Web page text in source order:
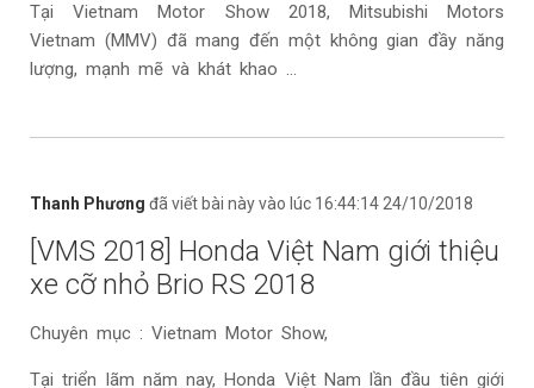
Tại Vietnam Motor Show 2018, Mitsubishi Motors
Vietnam (MMV) đã mang đến một không gian đầy năng
lượng, mạnh mẽ và khát khao ...
Thanh Phương đã viết bài này vào lúc 16:44:14 24/10/2018
[VMS 2018] Honda Việt Nam giới thiệu
xe cỡ nhỏ Brio RS 2018
Chuyên mục : Vietnam Motor Show,
Tại triển lãm năm nay, Honda Việt Nam lần đầu tiên giới